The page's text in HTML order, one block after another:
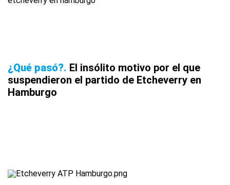
¿Qué pasó? El insólito motivo por el que
suspendieron el partido de Etcheverry en
Hamburgo